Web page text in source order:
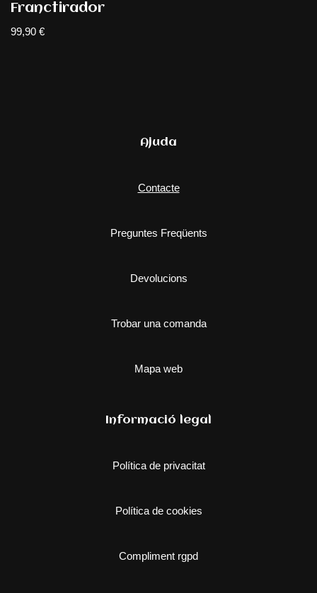
Franctirador
99,90 €
Ajuda
Contacte
Preguntes Freqüents
Devolucions
Trobar una comanda
Mapa web
Informació legal
Política de privacitat
Política de cookies
Compliment rgpd